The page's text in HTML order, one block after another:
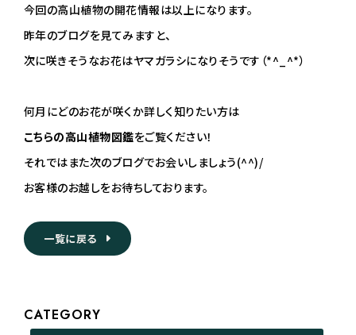
今回の高山植物の開花情報は以上になります。
昨年のブログを見てみますと、
次に咲きそうなお花はヤマガラシになりそうです（*^_^*）
何月にどのお花が咲くか詳しく知りたい方は
こちらの高山植物図鑑をご覧ください！
それではまた次のブログでお会いしましょう(^^)/
お客様のお越しをお待ちしております。
一覧に戻る
CATEGORY